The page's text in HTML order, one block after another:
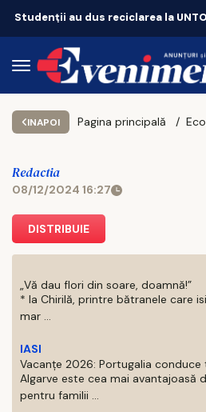
INAPOI Pagina principală
Redactia
08/12/2024 16:27
DISTRIBUIE
„Vă dau flori din soare, doamnă!”
* la Chirilă, printre bătranele care
mar ...
IASI
Vacanțe 2026: Portugalia conduce
Algarve este cea mai avantajoasă
pentru familii ...